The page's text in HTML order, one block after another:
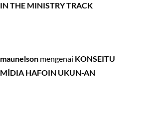
IN THE MINISTRY TRACK
maunelson mengenai KONSEITU
MÍDIA HAFOIN UKUN-AN